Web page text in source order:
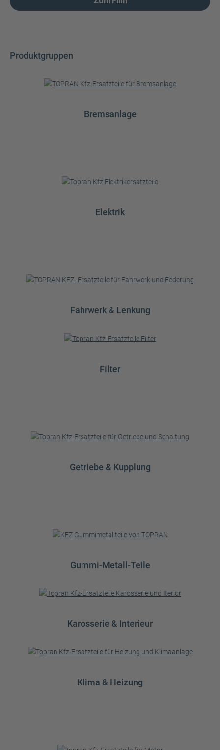
Produktgruppen
Bremsanlage
Elektrik
Fahrwerk & Lenkung
Filter
Getriebe & Kupplung
Gummi-Metall-Teile
Karosserie & Interieur
Klima & Heizung